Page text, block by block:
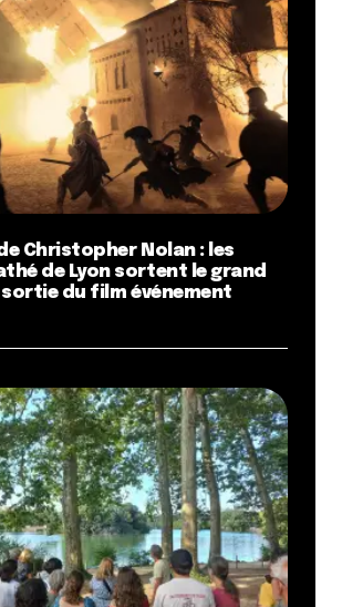
de Christopher Nolan : les
de Lyon sortent le grand
du film événement